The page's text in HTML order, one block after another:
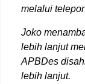
melalui
Joko
lebih lanjut
APBDes
lebih lanjut.